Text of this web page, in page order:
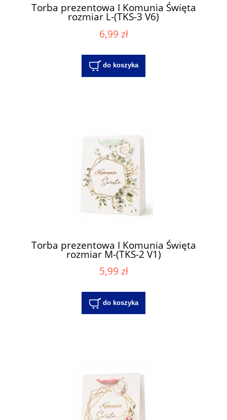
Torba prezentowa I Komunia Święta
rozmiar L-(TKS-3 V6)
6,99 zł
do koszyka
Torba prezentowa I Komunia Święta
rozmiar M-(TKS-2 V1)
5,99 zł
do koszyka